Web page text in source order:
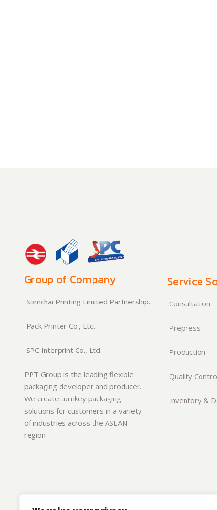
Group of Company
Somchai Printing Limited Partnership.
Pack Printer Co., Ltd.
SPC Interprint Co., Ltd.
PPT Group is the leading flexible
packaging developer and producer.
We create turnkey packaging
solutions for customers in a variety
of industries across the ASEAN
region.
Service
Consultation
Prepress
Production
Quality
Inventory &